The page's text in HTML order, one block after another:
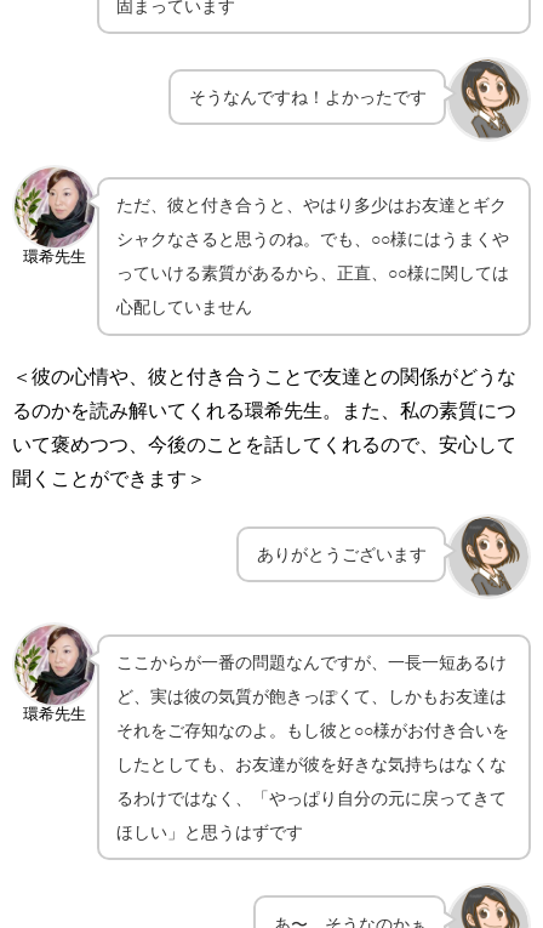
固まっています
そうなんですね！よかったです
環希先生
ただ、彼と付き合うと、やはり多少はお友達とギク
シャクなさると思うのね。でも、○○様にはうまくや
っていける素質があるから、正直、○○様に関しては
心配していません
＜彼の心情や、彼と付き合うことで友達との関係がどうな
るのかを読み解いてくれる環希先生。また、私の素質につ
いて褒めつつ、今後のことを話してくれるので、安心して
聞くことができます＞
ありがとうございます
環希先生
ここからが一番の問題なんですが、一長一短あるけ
ど、実は彼の気質が飽きっぽくて、しかもお友達は
それをご存知なのよ。もし彼と○○様がお付き合いを
したとしても、お友達が彼を好きな気持ちはなくな
るわけではなく、「やっぱり自分の元に戻ってきて
ほしい」と思うはずです
あ〜、そうなのかぁ